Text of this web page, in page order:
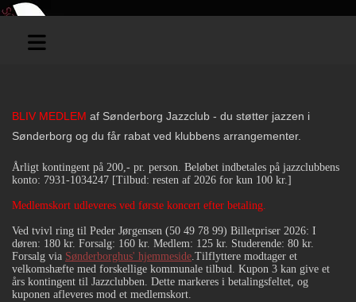
BLIV MEDLEM af Sønderborg Jazzclub - du støtter jazzen i
Sønderborg og du får rabat ved klubbens arrangementer.
Årligt kontingent på 200,- pr. person. Beløbet indbetales på jazzclubbens
konto: 7931-1034247 [Tilbud: resten af 2026 for kun 100 kr.]
Medlemskort udleveres ved første koncert efter betaling.
Ved tvivl ring til Peder Jørgensen (50 49 78 99) Billetpriser 2026: I
døren: 180 kr. Forsalg: 160 kr. Medlem: 125 kr. Studerende: 80 kr.
Forsalg via Sønderborghus' hjemmeside.Tilflyttere modtager et
velkomshæfte med forskellige kommunale tilbud. Kupon 3 kan give et
års kontingent til Jazzclubben. Dette markeres i betalingsfeltet, og
kuponen afleveres mod et medlemskort.